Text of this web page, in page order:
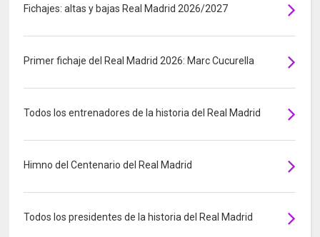
Fichajes: altas y bajas Real Madrid 2026/2027
Primer fichaje del Real Madrid 2026: Marc Cucurella
Todos los entrenadores de la historia del Real Madrid
Himno del Centenario del Real Madrid
Todos los presidentes de la historia del Real Madrid